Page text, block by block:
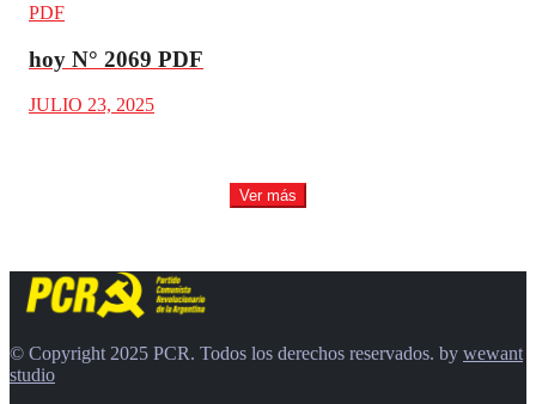
PDF
hoy N° 2069 PDF
JULIO 23, 2025
Ver más
© Copyright 2025 PCR. Todos los derechos reservados. by wewant
studio